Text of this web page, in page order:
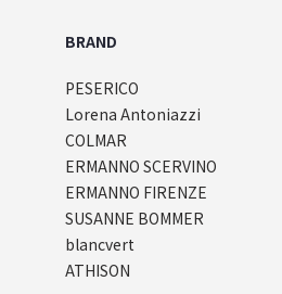
BRAND
PESERICO
Lorena Antoniazzi
COLMAR
ERMANNO SCERVINO
ERMANNO FIRENZE
SUSANNE BOMMER
blancvert
ATHISON